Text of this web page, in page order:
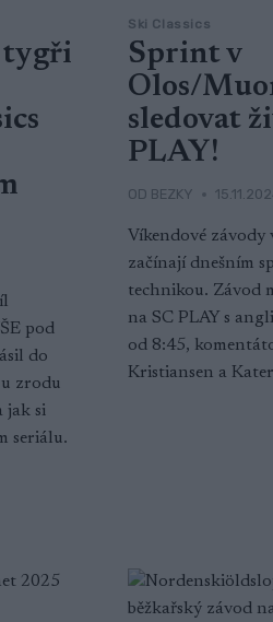
tygři
pod
do
u zrodu
jak si
seriálu.
Ski Classics
Sprint v
Olos/
sledovat
PLAY!
OD BEZKY
Víkendové
začínají dnešním
technikou. Závod
na SC PLAY s
od 8:45,
Kristiansen a